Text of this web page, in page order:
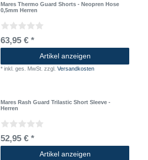
Mares Thermo Guard Shorts - Neopren Hose
0,5mm Herren
63,95 € *
Artikel anzeigen
*inkl. ges. MwSt. zzgl.Versandkosten
Mares Rash Guard Trilastic Short Sleeve -
Herren
52,95 € *
Artikel anzeigen